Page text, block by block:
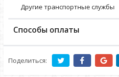
Другие транспортные службы
Способы оплаты
Поделиться: